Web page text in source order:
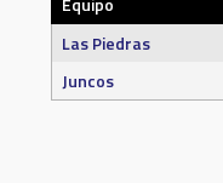
Las Piedras
Juncos